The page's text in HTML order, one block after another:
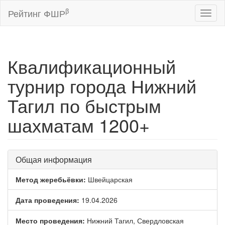
Рейтинг ФШРβ
Квалификационный
турнир города Нижний
Тагил по быстрым
шахматам 1200+
Общая информация
Метод жеребьёвки: Швейцарская
Дата проведения: 19.04.2026
Место проведения: Нижний Тагил, Свердловская